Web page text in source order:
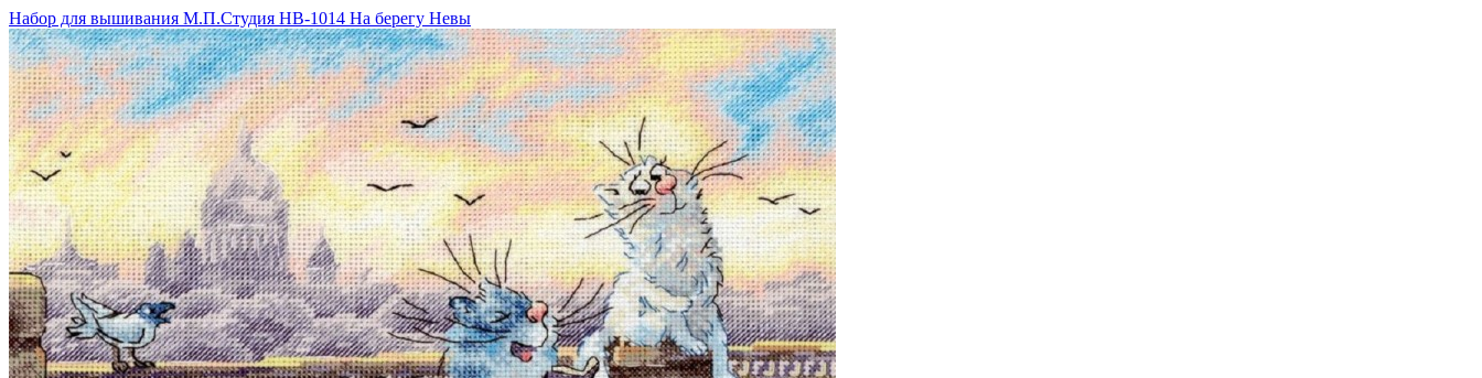
Набор для вышивания М.П.Студия НВ-1014 На берегу Невы